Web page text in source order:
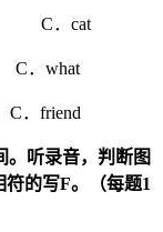
．cat
what
friend
。听录音，判断图
符的写F。（每题1